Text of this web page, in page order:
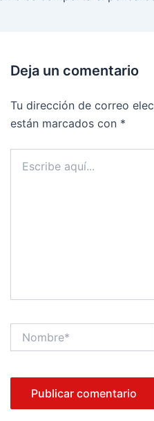
Deja un comentario
Tu dirección de correo
están marcados con *
aquí...